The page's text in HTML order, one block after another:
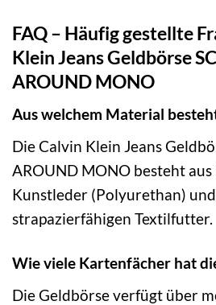
FAQ – Häufig gestellte
Klein Jeans Geldbörse
AROUND MONO
Aus welchem Material
Die Calvin Klein Jeans
AROUND MONO besteht
Kunstleder (Polyurethan)
strapazierfähigen Textilfutter.
Wie viele Kartenfächer hat
Die Geldbörse verfügt über